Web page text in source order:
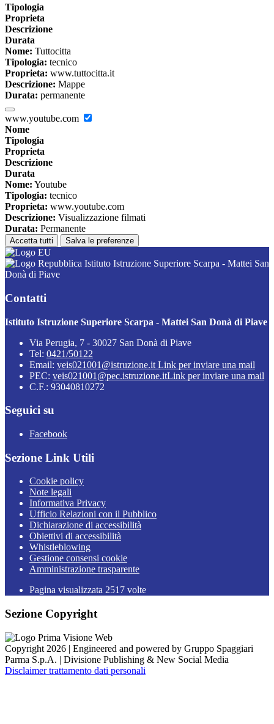
Tipologia
Proprieta
Descrizione
Durata
Nome: Tuttocitta
Tipologia: tecnico
Proprieta: www.tuttocitta.it
Descrizione: Mappe
Durata: permanente
www.youtube.com
Nome
Tipologia
Proprieta
Descrizione
Durata
Nome: Youtube
Tipologia: tecnico
Proprieta: www.youtube.com
Descrizione: Visualizzazione filmati
Durata: Permanente
Accetta tutti Salva le preferenze
Istituto Istruzione Superiore Scarpa - Mattei San
Donà di Piave
Contatti
Istituto Istruzione Superiore Scarpa - Mattei San Donà di Piave
Via Perugia, 7 - 30027 San Donà di Piave
Tel: 0421/50122
Email: veis021001@istruzione.it Link per inviare una mail
PEC: veis021001@pec.istruzione.itLink per inviare una mail
C.F.: 93040810272
Seguici su
Facebook
Sezione Link Utili
Cookie policy
Note legali
Informativa Privacy
Ufficio Relazioni con il Pubblico
Dichiarazione di accessibilità
Obiettivi di accessibilità
Whistleblowing
Gestione consensi cookie
Amministrazione trasparente
Pagina visualizzata 2517 volte
Sezione Copyright
Copyright 2026 | Engineered and powered by Gruppo Spaggiari
Parma S.p.A. | Divisione Publishing & New Social Media
Disclaimer trattamento dati personali